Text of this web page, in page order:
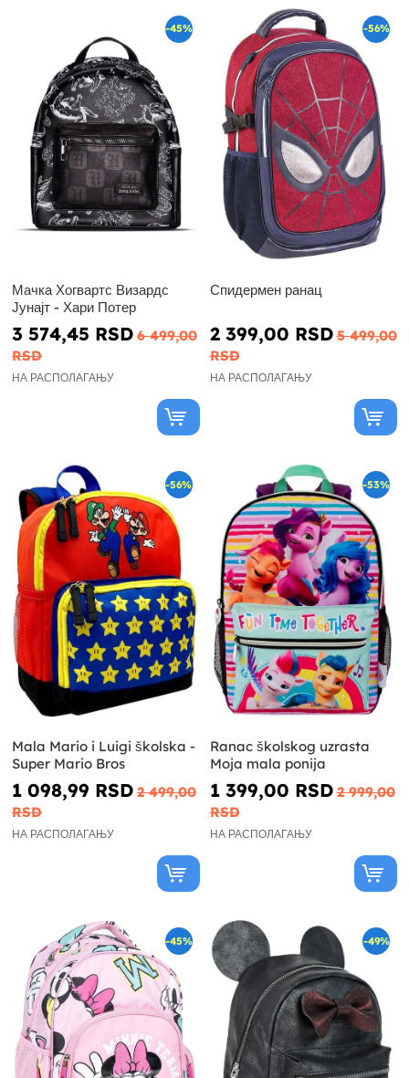
-45%
Мачка Хогвартс Визардс
Јунајт - Хари Потер
3 574,45 RSD 6 499,00
RSD
НА РАСПОЛАГАЊУ
-56%
Спидермен ранац
2 399,00 RSD 5 499,00
RSD
НА РАСПОЛАГАЊУ
-56%
Mala Mario i Luigi školska -
Super Mario Bros
1 098,99 RSD 2 499,00
RSD
НА РАСПОЛАГАЊУ
-53%
Ranac školskog uzrasta
Moja mala ponija
1 399,00 RSD 2 999,00
RSD
НА РАСПОЛАГАЊУ
-45% -49%